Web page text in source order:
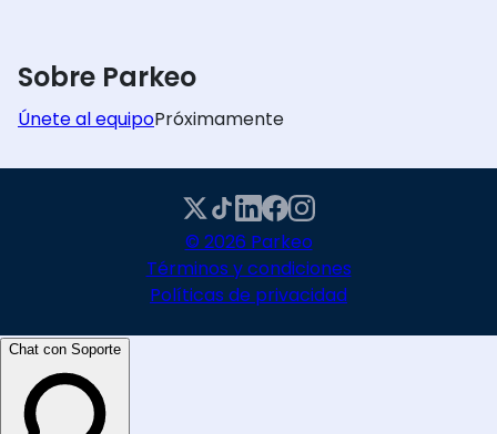
Sobre Parkeo
Únete al equipoPróximamente
© 2026 Parkeo
Términos y condiciones
Políticas de privacidad
Chat con Soporte